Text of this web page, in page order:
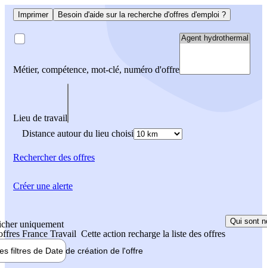
Imprimer Besoin d'aide sur la recherche d'offres d'emploi ?
Métier, compétence, mot-clé, numéro d'offre
Lieu de travail
Distance autour du lieu choisi
Rechercherdes offres
uniquement
France Travail Cette action recharge la liste des offres
Qui sont
filtres de Date de création de l'offre
Créer une alerte